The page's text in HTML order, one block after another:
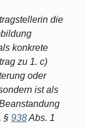
die
konkrete
zu 1. c)
oder
ist als
§ 938Abs. 1